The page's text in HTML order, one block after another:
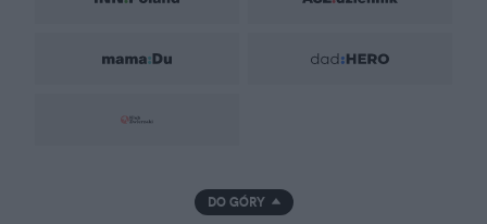
DO GÓRY